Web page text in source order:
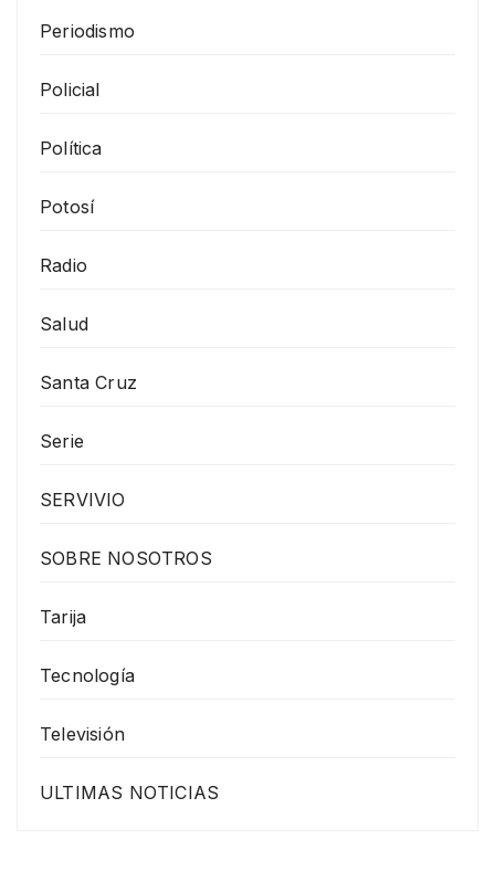
Periodismo
Policial
Política
Potosí
Radio
Salud
Santa Cruz
Serie
SERVIVIO
SOBRE NOSOTROS
Tarija
Tecnología
Televisión
ULTIMAS NOTICIAS